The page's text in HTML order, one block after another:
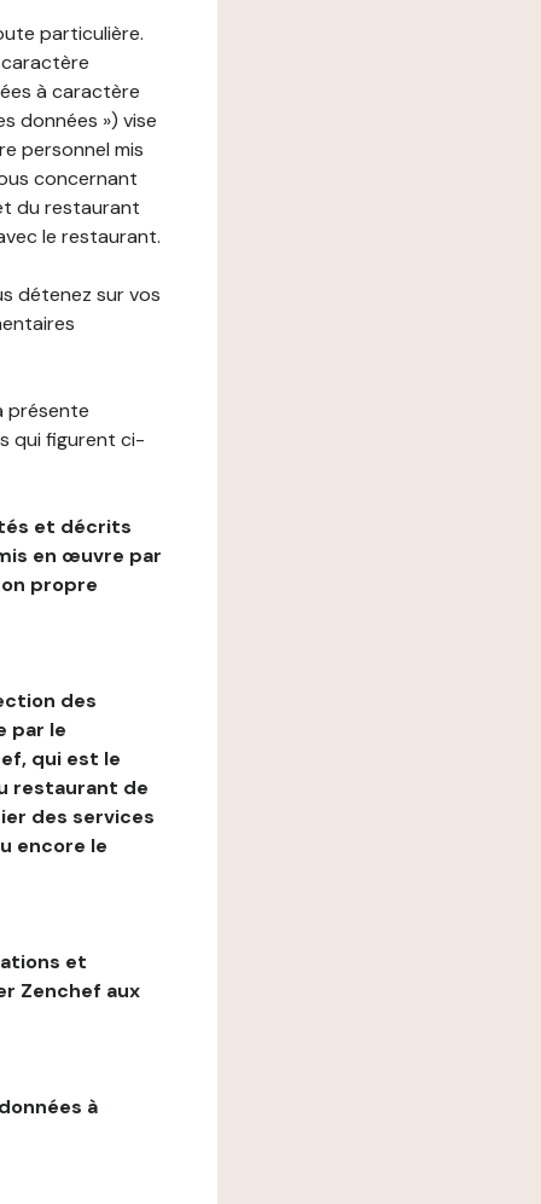
particulière.
à caractère
données ») vise
personnel mis
concernant
du restaurant
le restaurant.
détenez sur vos
présente
qui figurent ci-
et décrits
en œuvre par
propre
des
par le
qui est le
restaurant de
des services
encore le
et
Zenchef aux
à